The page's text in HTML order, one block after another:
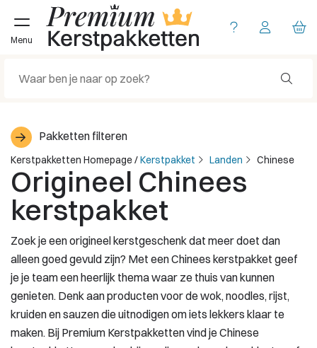
Menu
Pakketten filteren
Kerstpakketten Homepage/Kerstpakket Landen Chinese
Origineel Chinees
kerstpakket
Zoek je een origineel kerstgeschenk dat meer doet dan
alleen goed gevuld zijn? Met een Chinees kerstpakket geef
je je team een heerlijk thema waar ze thuis van kunnen
genieten. Denk aan producten voor de wok, noodles, rijst,
kruiden en sauzen die uitnodigen om iets lekkers klaar te
maken. Bij Premium Kerstpakketten vind je Chinese